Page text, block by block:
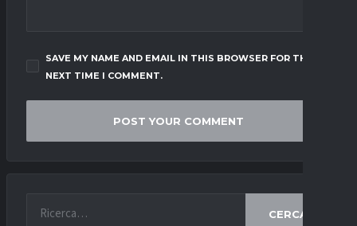
SAVE MY NAME AND EMAIL IN THIS BROWSER FOR THE
NEXT TIME I COMMENT.
CERCA